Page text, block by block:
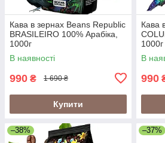
Кава в зернах Beans Republic
BRASILEIRO 100% Арабіка,
1000г
В наявності
990 ₴ 1 690 ₴
Купити
Кава
1000г
В
990
–38% –37%